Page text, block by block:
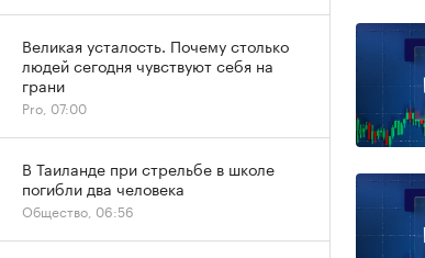
Великая усталость. Почему столько
людей сегодня чувствуют себя на
грани
Pro, 07:00
В Таиланде при стрельбе в школе
погибли два человека
Общество, 06:56